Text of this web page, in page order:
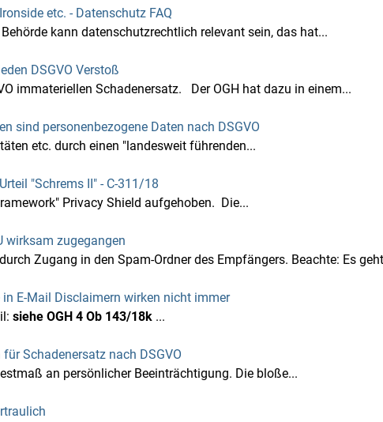
etc. - Datenschutz FAQ
kann datenschutzrechtlich relevant sein, das hat...
DSGVO Verstoß
immateriellen Schadenersatz. Der OGH hat dazu in einem...
sind personenbezogene Daten nach DSGVO
etc. durch einen "landesweit führenden...
"Schrems II" - C‑311/18
Privacy Shield aufgehoben. Die...
wirksam zugegangen
Zugang in den Spam-Ordner des Empfängers. Beachte: Es
E-Mail Disclaimern wirken nicht immer
siehe OGH 4 Ob 143/18k ...
Schadenersatz nach DSGVO
an persönlicher Beeinträchtigung. Die bloße...